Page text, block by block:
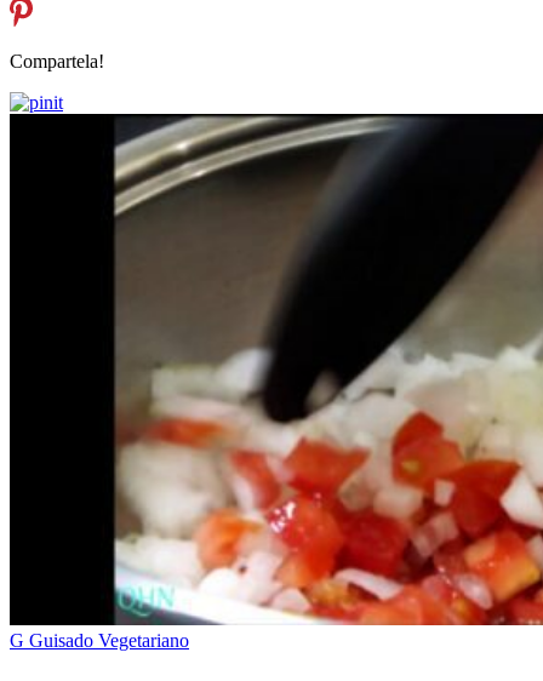
Compartela!
G Guisado Vegetariano